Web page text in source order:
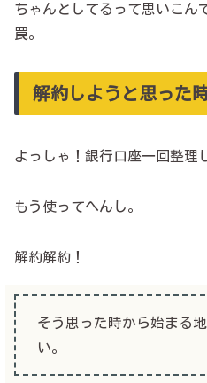
ちゃんとしてるって思いこん
罠。
解約しようと思った
よっしゃ！銀行口座一回整理
もう使ってへんし。
解約解約！
そう思った時から始まる
い。